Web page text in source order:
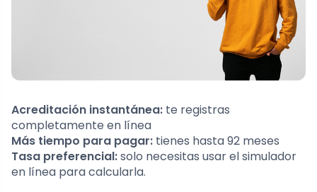
Acreditación instantánea: te registras
completamente en línea
Más tiempo para pagar: tienes hasta 92 meses
Tasa preferencial:solo necesitas usar el simulador
en línea para calcularla.